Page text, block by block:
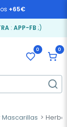
+65€
: APP-FB ;)
0 0